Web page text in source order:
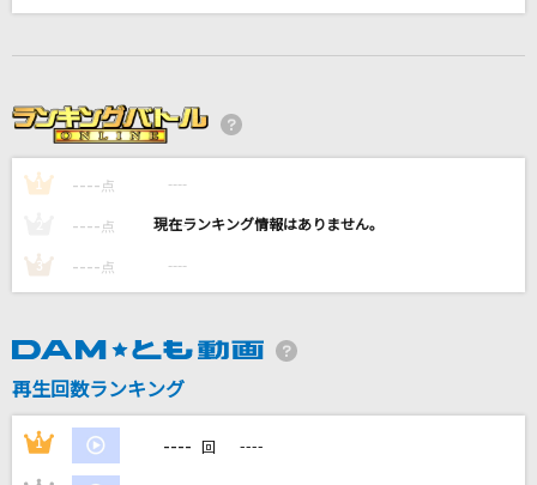
あいみょん
ネーブルオレンジ
残酷な天使のテーゼ
コイスルオトメ
いきものがかり
Beautiful days
嵐(アラシ)
1 ---- 点 ----
---- 点 ----
3 ---- 点 ----
再生回数ランキング
1 ---- 回 ----